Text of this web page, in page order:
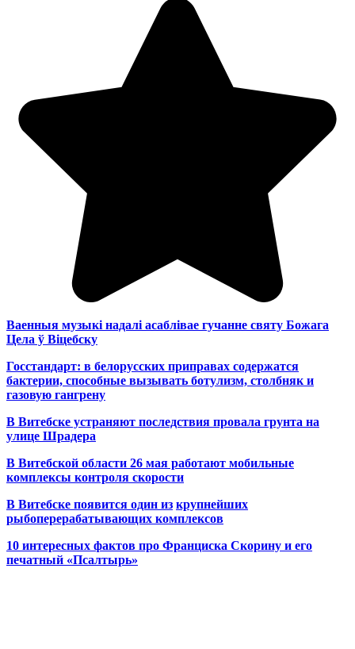
Ваенныя музыкі надалі асаблівае гучанне святу Божага
Цела ў Віцебску
Госстандарт: в белорусских приправах содержатся
бактерии, способные вызывать ботулизм, столбняк и
газовую гангрену
В Витебске устраняют последствия провала грунта на
улице Шрадера
В Витебской области 26 мая работают мобильные
комплексы контроля скорости
В Витебске появится один из крупнейших
рыбоперерабатывающих комплексов
10 интересных фактов про Франциска Скорину и его
печатный «Псалтырь»